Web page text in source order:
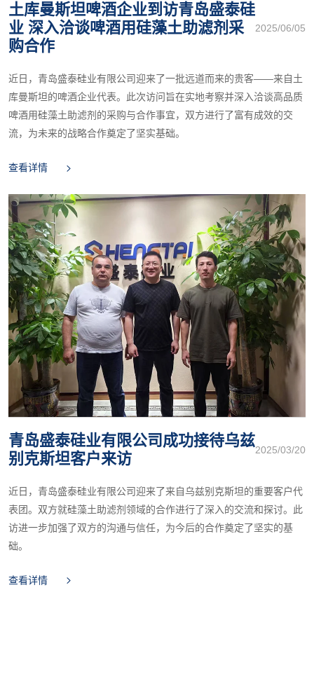
土库曼斯坦啤酒企业到访青岛盛泰硅
业 深入洽谈啤酒用硅藻土助滤剂采
购合作
2025/06/05
近日，青岛盛泰硅业有限公司迎来了一批远道而来的贵客——来自土
库曼斯坦的啤酒企业代表。此次访问旨在实地考察并深入洽谈高品质
啤酒用硅藻土助滤剂的采购与合作事宜，双方进行了富有成效的交
流，为未来的战略合作奠定了坚实基础。
查看详情
青岛盛泰硅业有限公司成功接待乌兹
别克斯坦客户来访
2025/03/20
近日，青岛盛泰硅业有限公司迎来了来自乌兹别克斯坦的重要客户代
表团。双方就硅藻土助滤剂领域的合作进行了深入的交流和探讨。此
访进一步加强了双方的沟通与信任，为今后的合作奠定了坚实的基
础。
查看详情